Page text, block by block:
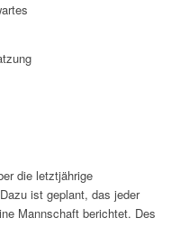
die letztjährige
ist geplant, das jeder
Mannschaft berichtet. Des